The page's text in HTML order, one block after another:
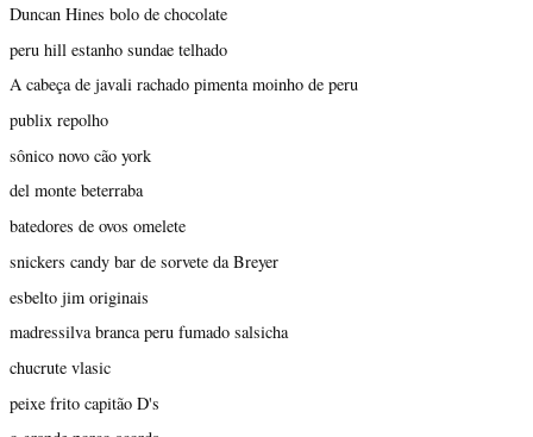
Duncan Hines bolo de chocolate
peru hill estanho sundae telhado
A cabeça de javali rachado pimenta moinho de peru
publix repolho
sônico novo cão york
del monte beterraba
batedores de ovos omelete
snickers candy bar de sorvete da Breyer
esbelto jim originais
madressilva branca peru fumado salsicha
chucrute vlasic
peixe frito capitão D's